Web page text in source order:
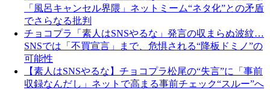
「風呂キャンセル界隈」ネットミーム“ネタ化”との矛盾
でさらなる批判
チョコプラ「素人はSNSやるな」発言の収まらぬ波紋…
SNSでは「不買宣言」まで、危惧される“降板ドミノ”の
可能性
【素人はSNSやるな】チョコプラ松尾の“失言”に「事前
収録なんだし」ネットで高まる事前チェック“スルー”へ